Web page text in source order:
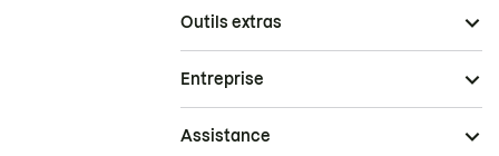
Outils extras
Entreprise
Assistance